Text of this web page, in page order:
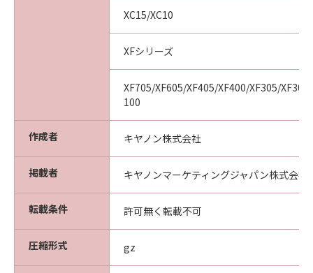
XC15/XC10
XFシリーズ
XF705/XF605/XF405/XF400/XF305/
100
作成者 キヤノン株式会社
掲載者 キヤノンマーケティングジャパン株式会社
転載条件 許可無く転載不可
圧縮形式 gz